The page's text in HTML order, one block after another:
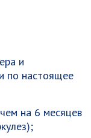
и
по настоящее
на 6 месяцев